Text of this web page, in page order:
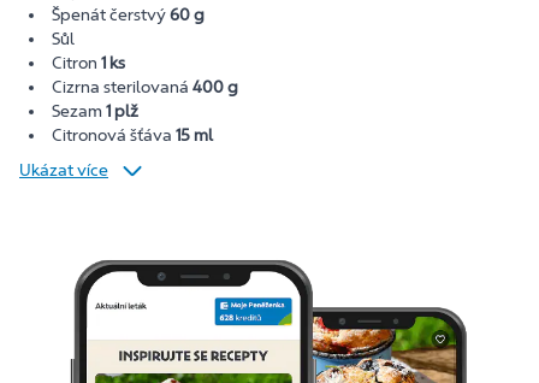
Špenát čerstvý60 g
Sůl
Citron 1 ks
Cizrna sterilovaná 400 g
Sezam 1 plž
Citronová šťáva 15 ml
Ukázat více